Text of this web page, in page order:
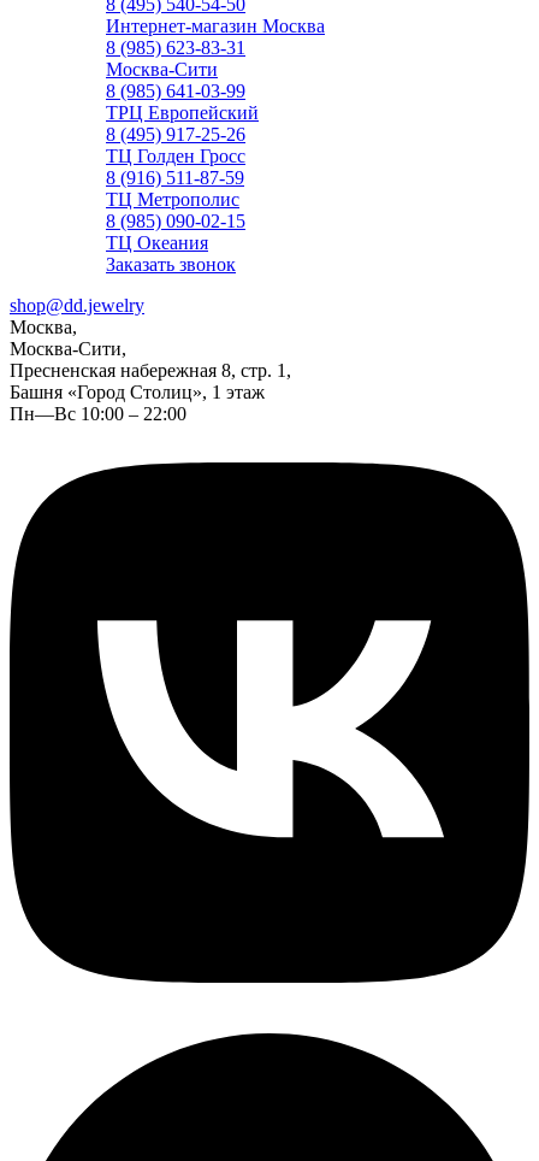
8 (495) 540-54-50
Интернет-магазин Москва
8 (985) 623-83-31
Москва-Сити
8 (985) 641-03-99
ТРЦ Европейский
8 (495) 917-25-26
ТЦ Голден Гросс
8 (916) 511-87-59
ТЦ Метрополис
8 (985) 090-02-15
ТЦ Океания
Заказать звонок
shop@dd.jewelry
Москва,
Москва-Сити,
Пресненская набережная 8, стр. 1,
Башня «Город Столиц», 1 этаж
Пн—Вс 10:00 – 22:00